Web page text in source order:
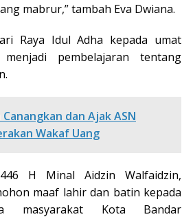
mabrur,” tambah Eva Dwiana.
Raya Idul Adha kepada umat
pembelajaran tentang
dan Ajak ASN
Wakaf Uang
H Minal Aidzin Walfaidzin,
maaf lahir dan batin kepada
masyarakat Kota Bandar